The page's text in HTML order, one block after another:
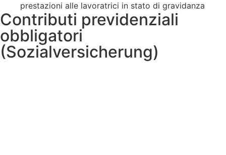
prestazioni alle lavoratrici in stato di gravidanza
Contributi previdenziali
obbligatori
(Sozialversicherung)